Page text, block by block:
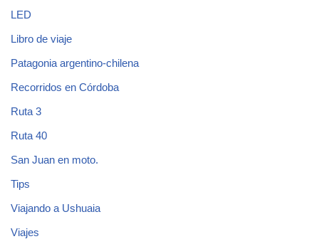
LED
Libro de viaje
Patagonia argentino-chilena
Recorridos en Córdoba
Ruta 3
Ruta 40
San Juan en moto.
Tips
Viajando a Ushuaia
Viajes